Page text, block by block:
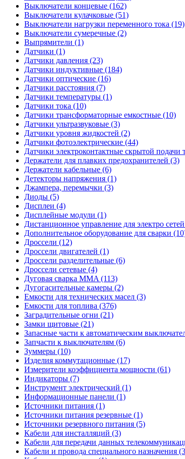
Выключатели концевые (162)
Выключатели кулачковые (51)
Выключатели нагрузки переменного тока (19)
Выключатели сумеречные (2)
Выпрямители (1)
Датчики (1)
Датчики давления (23)
Датчики индуктивные (184)
Датчики оптические (16)
Датчики расстояния (7)
Датчики температуры (1)
Датчики тока (10)
Датчики трансформаторные емкостные (10)
Датчики ультразвуковые (3)
Датчики уровня жидкостей (2)
Датчики фотоэлектрические (44)
Датчики электроконтактные скрытой подачи
Держатели для плавких предохранителей (3)
Держатели кабельные (6)
Детекторы напряжения (1)
Джампера, перемычки (3)
Диоды (5)
Дисплеи (4)
Дисплейные модули (1)
Дистанционное управление для электро
Дополнительное оборудование для сварки
Дроссели (12)
Дроссели двигателей (1)
Дроссели разделительные (6)
Дроссели сетевые (4)
Дуговая сварка MMA (113)
Дугогасительные камеры (2)
Емкости для технических масел (3)
Емкости для топлива (376)
Заградительные огни (21)
Замки щитовые (21)
Запасные части к автоматическим
Запчасти к выключателям (6)
Зуммеры (10)
Изделия коммутационные (17)
Измерители коэффициента мощности (61)
Индикаторы (7)
Инструмент электрический (1)
Информационные панели (1)
Источники питания (1)
Источники питания резервные (1)
Источники резервного питания (5)
Кабели для инсталляций (3)
Кабели для передачи данных
Кабели и провода специального назначения